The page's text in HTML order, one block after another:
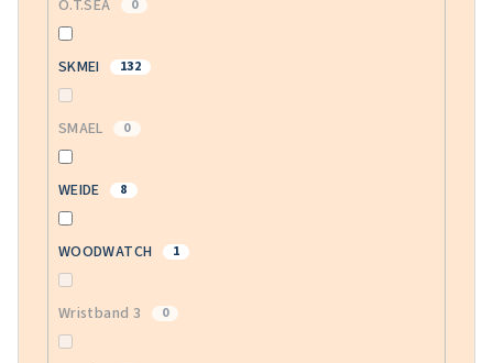
O.T.SEA 0
SKMEI 132
SMAEL 0
WEIDE 8
WOODWATCH 1
Wristband 3 0